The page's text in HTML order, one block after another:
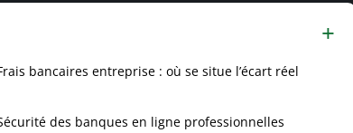
bancaires entreprise : où se situe l’écart réel
des banques en ligne professionnelles